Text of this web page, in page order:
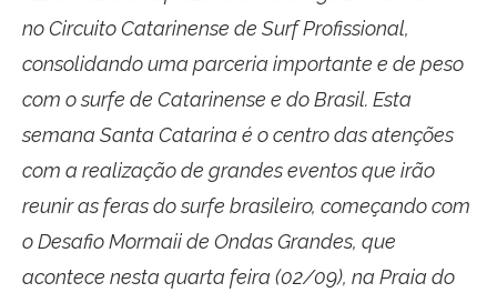
no Circuito Catarinense de Surf Profissional,
consolidando uma parceria importante e de peso
com o surfe de Catarinense e do Brasil. Esta
semana Santa Catarina é o centro das atenções
com a realização de grandes eventos que irão
reunir as feras do surfe brasileiro, começando com
o Desafio Mormaii de Ondas Grandes, que
acontece nesta quarta feira (02/09), na Praia do